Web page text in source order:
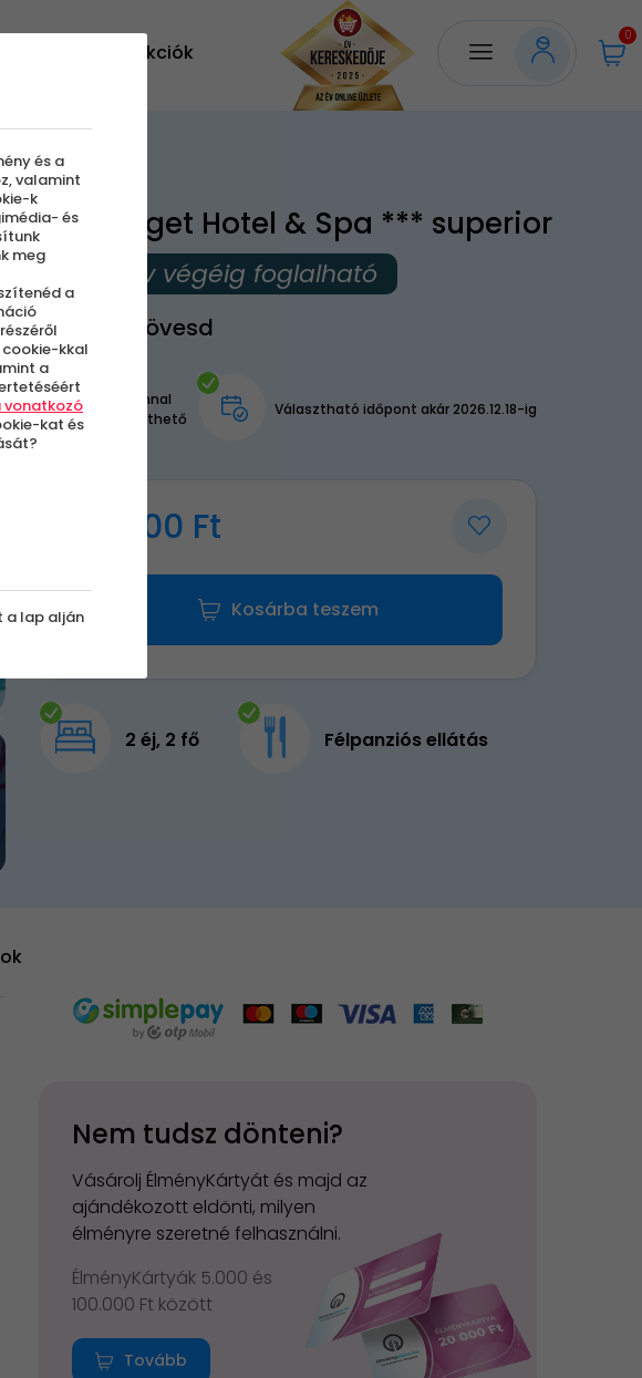
Akciók
0
Zsóry Liget Hotel & Spa *** superior
2026 év végéig foglalható
Mezőkövesd
Azonnal
letölthető
Választható időpont akár 2026.12.18-ig
79 900 Ft
Kosárba teszem
2 éj, 2 fő Félpanziós ellátás
Nem tudsz dönteni?
Vásárolj ÉlményKártyát és majd az
ajándékozott eldönti, milyen
élményre szeretné felhasználni.
ÉlményKártyák 5.000 és
100.000 Ft között
Tovább
és a
valamint
k
és
meg
a
kkal
a
vonatkozó
kat és
a lap alján